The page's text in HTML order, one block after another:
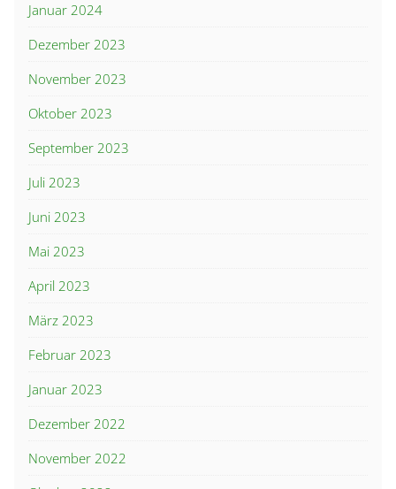
Januar 2024
Dezember 2023
November 2023
Oktober 2023
September 2023
Juli 2023
Juni 2023
Mai 2023
April 2023
März 2023
Februar 2023
Januar 2023
Dezember 2022
November 2022